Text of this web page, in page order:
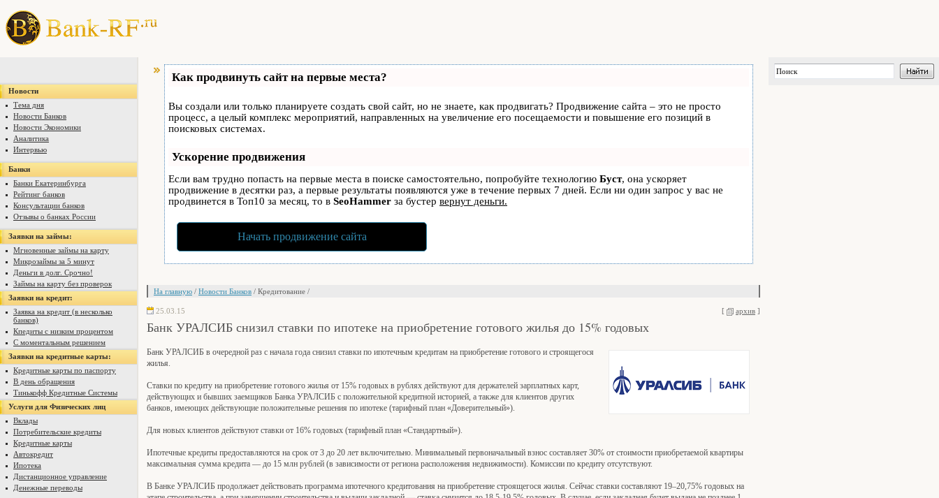
Новости
Тема дня
Новости Банков
Новости Экономики
Аналитика
Интервью
Банки
Банки Екатеринбурга
Рейтинг банков
Консультации банков
Отзывы о банках России
Заявки на займы:
Мгновенные займы на карту
Микрозаймы за 5 минут
Деньги в долг. Срочно!
Займы на карту без проверок
Заявки на кредит:
Заявка на кредит (в несколько
банков)
Кпедиты с низким процентом
С моментальным решением
Заявки на кредитные карты:
Кредитные карты по паспорту
В день обращения
Тинькофф Кредитные Системы
Услуги для Физических лиц
Вклады
Потребительские кредиты
Кредитные карты
Автокредит
Ипотека
Дистанционное управление
Денежные переводы
Как продвинуть сайт на первые места?
Вы создали или только планируете создать свой сайт, но не знаете, как продвигать? Продвижение сайта – это не просто
процесс, а целый комплекс мероприятий, направленных на увеличение его посещаемости и повышение его позиций в
поисковых системах.
Ускорение продвижения
Если вам трудно попасть на первые места в поиске самостоятельно, попробуйте технологию Буст, она ускоряет
продвижение в десятки раз, а первые результаты появляются уже в течение первых 7 дней. Если ни один запрос у вас не
продвинется в Топ10 за месяц, то в SeoHammer за бустер вернут деньги.
Начать продвижение сайта
На главную / Новости Банков / Кредитование /
[ архив ]
25.03.15
Банк УРАЛСИБ снизил ставки по ипотеке на приобретение готового жилья до 15% годовых
Банк УРАЛСИБ в очередной раз с начала года снизил ставки по ипотечным кредитам на приобретение готового и строящегося
жилья.
Ставки по кредиту на приобретение готового жилья от 15% годовых в рублях действуют для держателей зарплатных карт,
действующих и бывших заемщиков Банка УРАЛСИБ с положительной кредитной историей, а также для клиентов других
банков, имеющих действующие положительные решения по ипотеке (тарифный план «Доверительный»).
Для новых клиентов действуют ставки от 16% годовых (тарифный план «Стандартный»).
Ипотечные кредиты предоставляются на срок от 3 до 20 лет включительно. Минимальный первоначальный взнос составляет 30% от стоимости приобретаемой квартиры
максимальная сумма кредита — до 15 млн рублей (в зависимости от региона расположения недвижимости). Комиссии по кредиту отсутствуют.
В Банке УРАЛСИБ продолжает действовать программа ипотечного кредитования на приобретение строящегося жилья. Сейчас ставки составляют 19–20,75% годовых на